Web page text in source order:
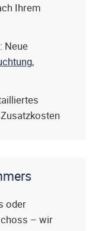
Ihrem
: Neue
,
oder
– wir